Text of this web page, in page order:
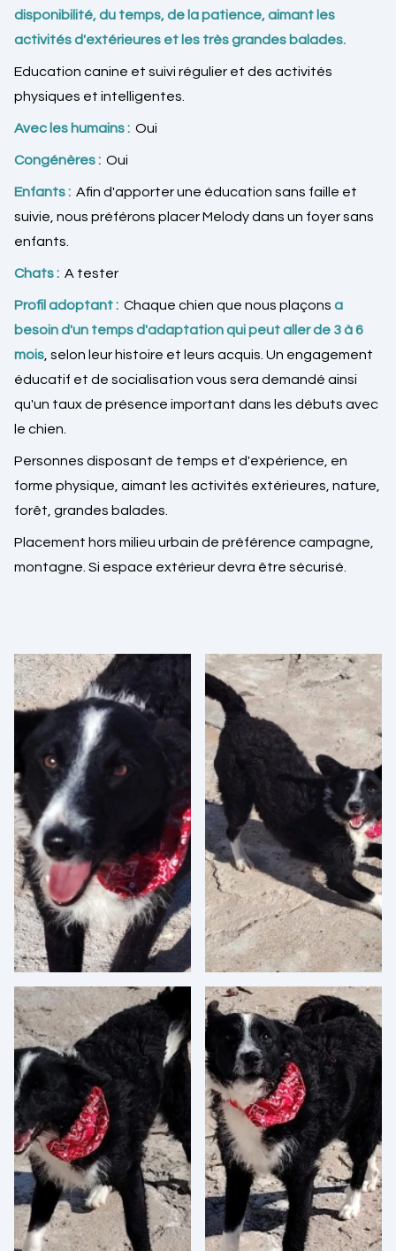
disponibilité, du temps, de la patience, aimant les
activités d'extérieures et les très grandes balades.
Education canine et suivi régulier et des activités
physiques et intelligentes.
Avec les humains : Oui
Congénères : Oui
Enfants : Afin d'apporter une éducation sans faille et
suivie, nous préférons placer Melody dans un foyer sans
enfants.
Chats : A tester
Profil adoptant : Chaque chien que nous plaçons a
besoin d'un temps d'adaptation qui peut aller de 3 à 6
mois , selon leur histoire et leurs acquis. Un engagement
éducatif et de socialisation vous sera demandé ainsi
qu'un taux de présence important dans les débuts avec
le chien.
Personnes disposant de temps et d'expérience, en
forme physique, aimant les activités extérieures, nature,
forêt, grandes balades.
Placement hors milieu urbain de préférence campagne,
montagne. Si espace extérieur devra être sécurisé.